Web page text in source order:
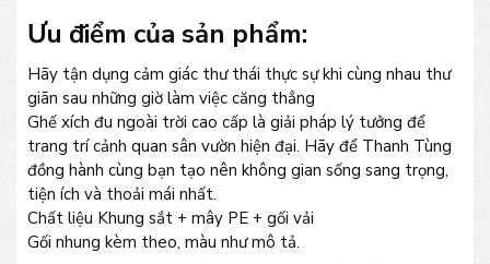
Ưu điểm của sản phẩm:
Hãy tận dụng cảm giác thư thái thực sự khi cùng nhau thư
giãn sau những giờ làm việc căng thẳng
Ghế xích đu ngoài trời cao cấp là giải pháp lý tưởng để
trang trí cảnh quan sân vườn hiện đại. Hãy để Thanh Tùng
đồng hành cùng bạn tạo nên không gian sống sang trọng,
tiện ích và thoải mái nhất.
Chất liệu Khung sắt + mây PE + gối vải
Gối nhung kèm theo, màu như mô tả.